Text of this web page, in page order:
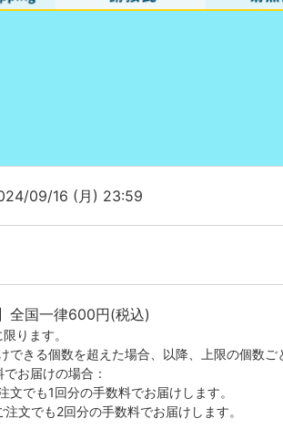
09/16 (月) 23:59
全国一律600円(税込)
ります。
できる個数を超えた場合、以降、上限の個数ご
お届けの場合：
でも1回分の手数料でお届けします。
文でも2回分の手数料でお届けします。